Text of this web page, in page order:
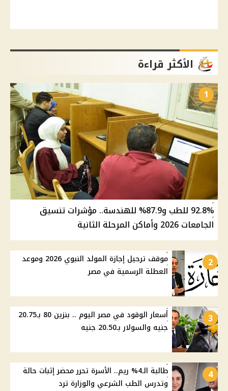
الأكثر قراءة
1
92.8% للطب و87.9% للهندسة.. مؤشرات تنسيق
الجامعات 2026 وأماكن المرحلة الثانية
2
موقف ترحيل إجازة المولد النبوي 2026 وموعد
العطلة الرسمية في مصر
3
أسعار الوقود في مصر اليوم .. بنزين 80 بـ20.75
جنيه والسولار بـ20.50 جنيه
4
طالبة الـ4% ريم.. الأسرة تحرر محضر إثبات حالة
وتدرس الطب الشرعي والوزارة ترد